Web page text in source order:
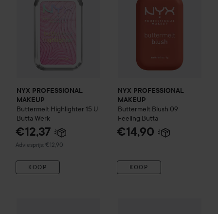
NYX PROFESSIONAL
MAKEUP
Buttermelt Highlighter 15 U
Butta Werk
€12,37
Adviesprijs: €12,90
Aanbevolen prijs €12,90
KOOP
NYX PROFESSIONAL
MAKEUP
Buttermelt Blush 09
Feeling Butta
€14,90
KOOP